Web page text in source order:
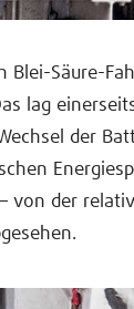
Blei-Säure-
lag
der
von der